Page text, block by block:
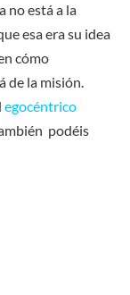
no está a la
esa era su idea
cómo
de la misión.
egocéntrico
podéis